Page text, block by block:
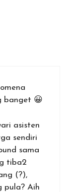
banget 😀
asisten
sendiri
sama
tiba2
(?),
pula? Aih